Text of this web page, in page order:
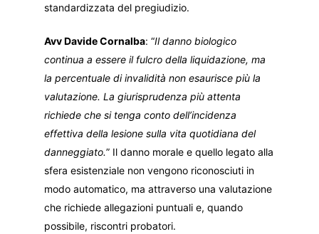
standardizzata del pregiudizio.
Avv Davide Cornalba: “Il danno biologico
continua a essere il fulcro della liquidazione, ma
la percentuale di invalidità non esaurisce più la
valutazione. La giurisprudenza più attenta
richiede che si tenga conto dell’incidenza
effettiva della lesione sulla vita quotidiana del
danneggiato.” Il danno morale e quello legato alla
sfera esistenziale non vengono riconosciuti in
modo automatico, ma attraverso una valutazione
che richiede allegazioni puntuali e, quando
possibile, riscontri probatori.